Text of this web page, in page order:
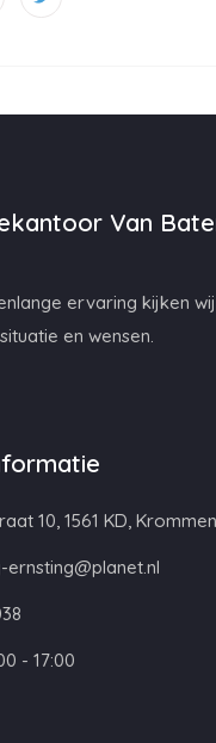
Van
ervaring kijken
en wensen.
10, 1561 KD,
- 17:00